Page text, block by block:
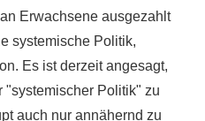
Erwachsene ausgezahlt
systemische Politik,
Es ist derzeit angesagt,
Politik" zu
auch nur annähernd zu